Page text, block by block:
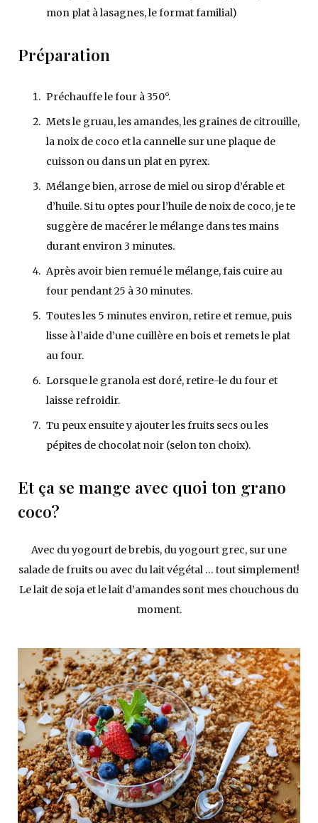
mon plat à lasagnes, le format familial)
Préparation
Préchauffe le four à 350°.
Mets le gruau, les amandes, les graines de citrouille,
la noix de coco et la cannelle sur une plaque de
cuisson ou dans un plat en pyrex.
Mélange bien, arrose de miel ou sirop d’érable et
d’huile. Si tu optes pour l’huile de noix de coco, je te
suggère de macérer le mélange dans tes mains
durant environ 3 minutes.
Après avoir bien remué le mélange, fais cuire au
four pendant 25 à 30 minutes.
Toutes les 5 minutes environ, retire et remue, puis
lisse à l’aide d’une cuillère en bois et remets le plat
au four.
Lorsque le granola est doré, retire-le du four et
laisse refroidir.
Tu peux ensuite y ajouter les fruits secs ou les
pépites de chocolat noir (selon ton choix).
Et ça se mange avec quoi ton grano
coco?
Avec du yogourt de brebis, du yogourt grec, sur une
salade de fruits ou avec du lait végétal … tout simplement!
Le lait de soja et le lait d’amandes sont mes chouchous du
moment.